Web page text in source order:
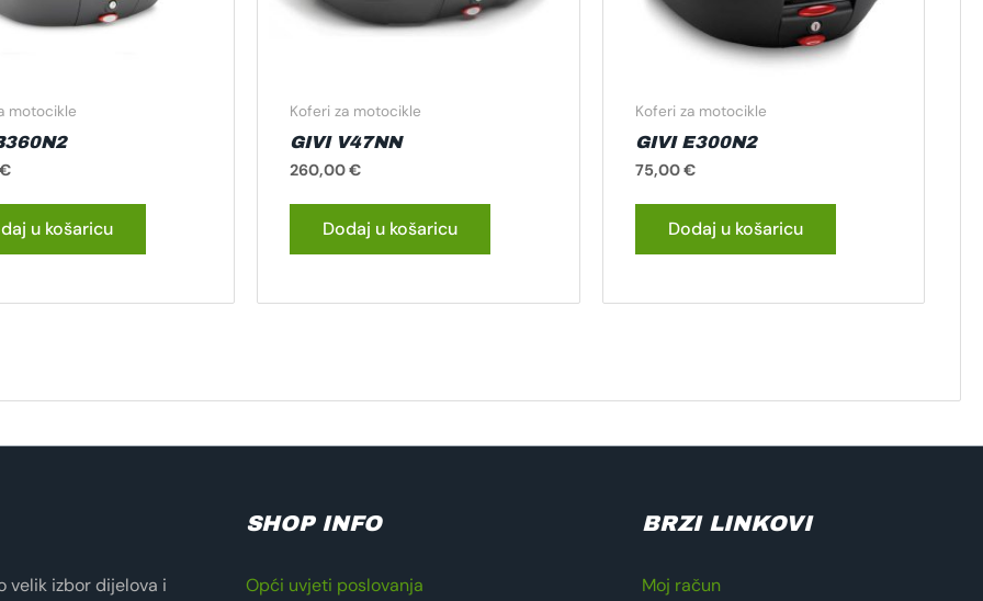
motocikle
u košaricu
Koferi za motocikle
GIVI V47NN
260,00€
Dodaj u košaricu
Koferi za motocikle
GIVI E300N2
75,00€
Dodaj u košaricu
velik izbor dijelova i
SHOP INFO
Opći uvjeti poslovanja
BRZI LINKOVI
Moj račun